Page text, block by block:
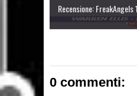
Recensione: FreakAngels 1
0 commenti: